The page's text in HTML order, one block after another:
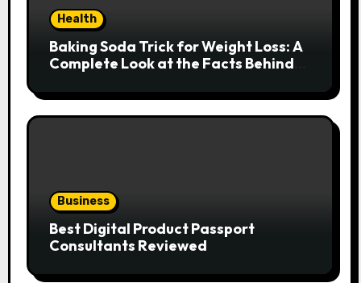
Health
Baking Soda Trick for Weight Loss: A
Complete Look at the Facts Behind
Business
Best Digital Product Passport
Consultants Reviewed